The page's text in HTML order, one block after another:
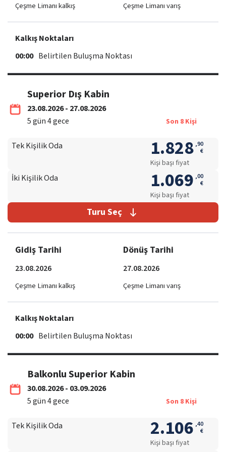
Çeşme Limanı kalkış Çeşme Limanı varış
Kalkış Noktaları
00:00 Belirtilen Buluşma Noktası
Superior Dış Kabin
23.08.2026 - 27.08.2026
5gün4gece Son 8 Kişi
Tek Kişilik Oda 1.828 ,90
€
Kişi başı fiyat
İki Kişilik Oda 1.069 ,00
€
Kişi başı fiyat
Turu Seç
Gidiş Tarihi
23.08.2026
Çeşme Limanı kalkış
Dönüş Tarihi
27.08.2026
Çeşme Limanı varış
Kalkış Noktaları
00:00 Belirtilen Buluşma Noktası
Balkonlu Superior Kabin
30.08.2026 - 03.09.2026
5gün4gece Son 8 Kişi
Tek Kişilik Oda 2.106 ,40
€
Kişi başı fiyat